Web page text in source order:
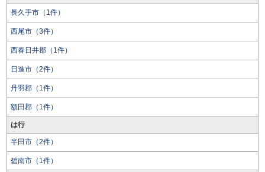
長久手市（1件）
西尾市（3件）
西春日井郡（1件）
日進市（2件）
丹羽郡（1件）
額田郡（1件）
は行
半田市（2件）
碧南市（1件）